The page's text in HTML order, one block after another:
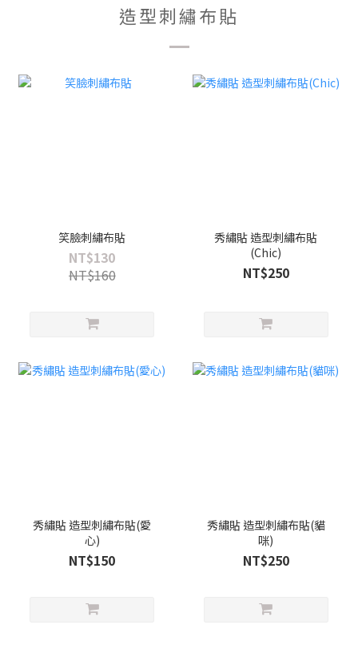
造型刺繡布貼
笑臉刺繡布貼
NT$130
NT$160
秀繡貼 造型刺繡布貼
(Chic)
NT$250
秀繡貼 造型刺繡布貼(愛
心)
NT$150
秀繡貼 造型刺繡布貼(貓
咪)
NT$250